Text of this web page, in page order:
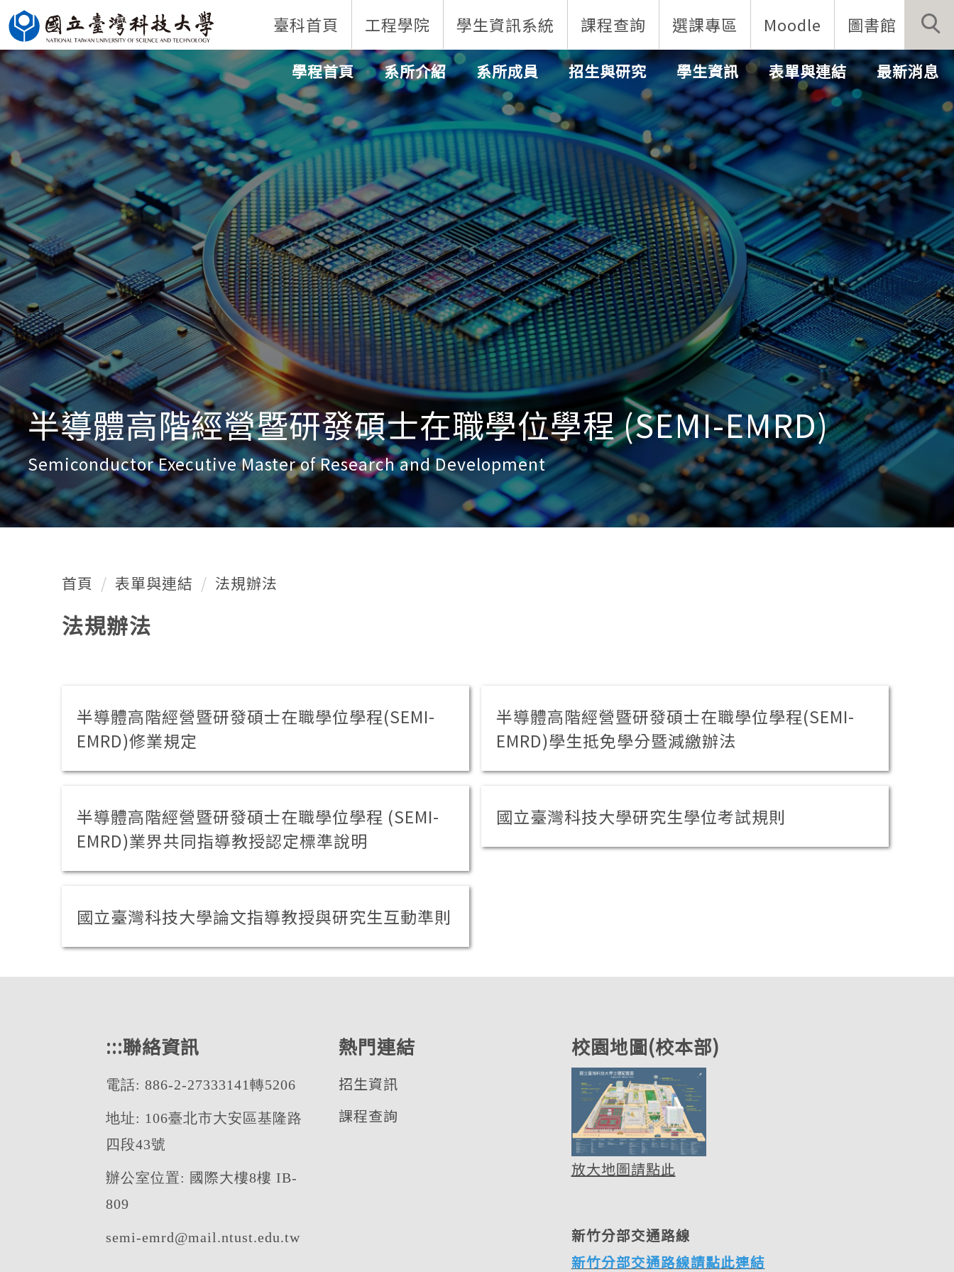
跳
到
主
要
內
容
區
塊
臺科首頁 工程學院 學生資訊系統 課程查詢 選課專區 Moodle 圖書館
學程首頁 系所介紹 系所成員 招生與研究 學生資訊 表單與連結 最新消息
半導體高階經營暨研發碩士在職學位學程 (SEMI-EMRD)
Semiconductor Executive Master of Research and Development
首頁 表單與連結 法規辦法
法規辦法
半導體高階經營暨研發碩士在職學位學程(SEMI-
EMRD)修業規定
半導體高階經營暨研發碩士在職學位學程(SEMI-
EMRD)學生抵免學分暨減繳辦法
半導體高階經營暨研發碩士在職學位學程 (SEMI-
EMRD)業界共同指導教授認定標準說明
國立臺灣科技大學研究生學位考試規則
國立臺灣科技大學論文指導教授與研究生互動準則
:::聯絡資訊
電話: 886-2-27333141轉5206
地址: 106臺北市大安區基隆路
四段43號
辦公室位置: 國際大樓8樓 IB-
809
semi-emrd@mail.ntust.edu.tw
熱門連結
招生資訊
課程查詢
校園地圖(校本部)
放大地圖請點此
新竹分部交通路線
新竹分部交通路線請點此連結